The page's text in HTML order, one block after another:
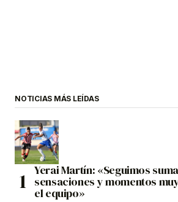
NOTICIAS MÁS LEÍDAS
Yerai Martín: «Seguimos
sensaciones y momentos
el equipo»